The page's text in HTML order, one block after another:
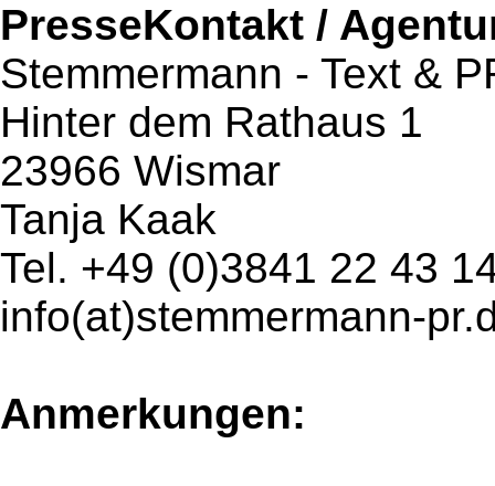
PresseKontakt /
Stemmermann - Text &
Hinter dem Rathaus 1
23966 Wismar
Tanja Kaak
Tel. +49 (0)3841 22 43
info(at)stemmermann-
Anmerkungen: